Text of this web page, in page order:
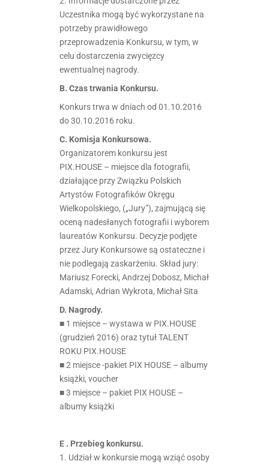
Uczestnika mogą być wykorzystane na
potrzeby prawidłowego
przeprowadzenia Konkursu, w tym, w
celu dostarczenia zwycięzcy
ewentualnej nagrody.
B. Czas trwania Konkursu.
Konkurs trwa w dniach od 01.10.2016
do 30.10.2016 roku.
C. Komisja Konkursowa.
Organizatorem konkursu jest
PIX.HOUSE – miejsce dla fotografii,
działające przy Związku Polskich
Artystów Fotografików Okręgu
Wielkopolskiego, („Jury”), zajmującą się
oceną nadesłanych fotografii i wyborem
laureatów Konkursu. Decyzje podjęte
przez Jury Konkursowe są ostateczne i
nie podlegają zaskarżeniu. Skład jury:
Mariusz Forecki, Andrzej Dobosz, Michał
Adamski, Adrian Wykrota, Michał Sita
D. Nagrody.
■ 1 miejsce – wystawa w PIX.HOUSE
(grudzień 2016) oraz tytuł TALENT
ROKU PIX.HOUSE
■ 2 miejsce -pakiet PIX HOUSE – albumy
książki, voucher
■ 3 miejsce – pakiet PIX HOUSE –
albumy książki
E . Przebieg konkursu.
1. Udział w konkursie mogą wziąć osoby